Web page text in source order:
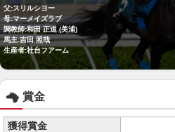
父:スリルシヨー
母:マーメイズラブ
調教師:和田 正道 (美浦)
馬主:吉田 照哉
生産者:社台フアーム
賞金
獲得賞金